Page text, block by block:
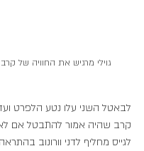
גוילי מרגיש את החוויה של
לבאטל השני עלו נטע הלפרט
קרב שהיה אמור להתבטל אם לא
לגייס מחליף לדני וורונוב